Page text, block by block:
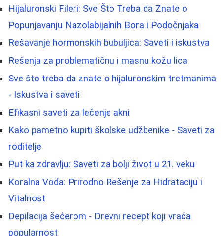
Hijaluronski Fileri: Sve Što Treba da Znate o
Popunjavanju Nazolabijalnih Bora i Podočnjaka
Rešavanje hormonskih bubuljica: Saveti i iskustva
Rešenja za problematičnu i masnu kožu lica
Sve što treba da znate o hijaluronskim tretmanima
- Iskustva i saveti
Efikasni saveti za lečenje akni
Kako pametno kupiti školske udžbenike - Saveti za
roditelje
Put ka zdravlju: Saveti za bolji život u 21. veku
Koralna Voda: Prirodno Rešenje za Hidrataciju i
Vitalnost
Depilacija šećerom - Drevni recept koji vraća
popularnost